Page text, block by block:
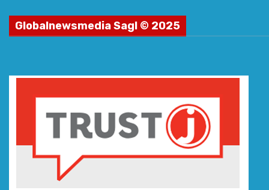
Globalnewsmedia Sagl © 2025